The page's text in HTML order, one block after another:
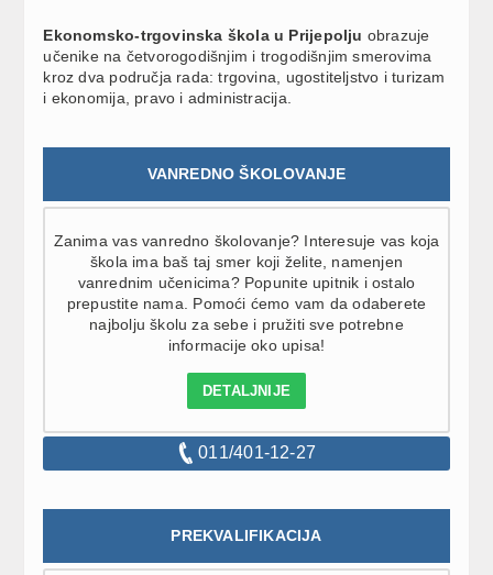
Ekonomsko-trgovinska škola u Prijepolju obrazuje
učenike na četvorogodišnjim i trogodišnjim smerovima
kroz dva područja rada: trgovina, ugostiteljstvo i turizam
i ekonomija, pravo i administracija.
VANREDNO ŠKOLOVANJE
Zanima vas vanredno školovanje? Interesuje vas koja
škola ima baš taj smer koji želite, namenjen
vanrednim učenicima? Popunite upitnik i ostalo
prepustite nama. Pomoći ćemo vam da odaberete
najbolju školu za sebe i pružiti sve potrebne
informacije oko upisa!
DETALJNIJE
011/401-12-27
PREKVALIFIKACIJA